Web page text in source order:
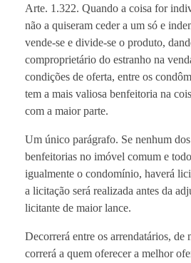
Arte. 1.322. Quando a coisa for
não a quiseram ceder a um só e
vende-se e divide-se o produto,
comproprietário do estranho na
condições de oferta, entre os
tem a mais valiosa benfeitoria na
com a maior parte.
Um único parágrafo. Se nenhum
benfeitorias no imóvel comum e
igualmente o condomínio, haverá
a licitação será realizada antes da
licitante de maior lance.
Decorrerá entre os arrendatários, de
correrá a quem oferecer a melhor